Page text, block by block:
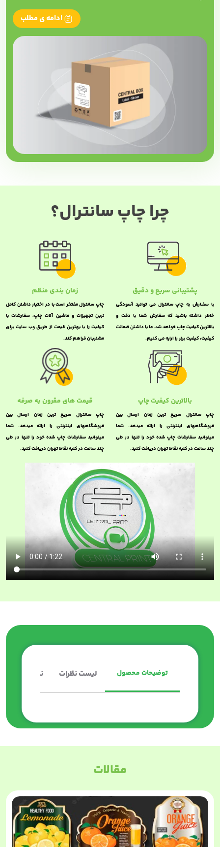
ادامه ی مطلب
چرا چاپ سانترال؟
پشتیبانی سریع و دقیق
با سفـارش به چاپ سانترال می توانید آسودگی
خاطر داشته باشید که سفارش شما با دقت و
بالاترین کیفیت چاپ خواهد شد. ما با داشتن ضمانت
کیفیت، کیفیت برتر را ارایه می کنیم.
زمان بندی منظم
چاپ سانترال مفتخر است با در اختیار داشتن کامل
ترین تجهیزات و ماشین آلات چاپ، سفارشات با
کیفیت را با بهترین قیمت از طریق وب سایت برای
مشتریان فراهم کند.
بالاترین کیفیت چاپ
چاپ سانترال سریع ترین زمان ارسال بین
فروشگاههای اینترنتی را ارائه میدهد. شما
میتوانید سفارشات چاپ شده خود را تنها در طی
چند ساعت در کلیه نقاط تهران دریافت کنید.
قیمت های مقرون به صرفه
چاپ سانترال سریع ترین زمان ارسال بین
فروشگاههای اینترنتی را ارائه میدهد. شما
میتوانید سفارشات چاپ شده خود را تنها در طی
چند ساعت در کلیه نقاط تهران دریافت کنید.
توضیحات محصول لیست نظرات نکات چاپ
مقالات